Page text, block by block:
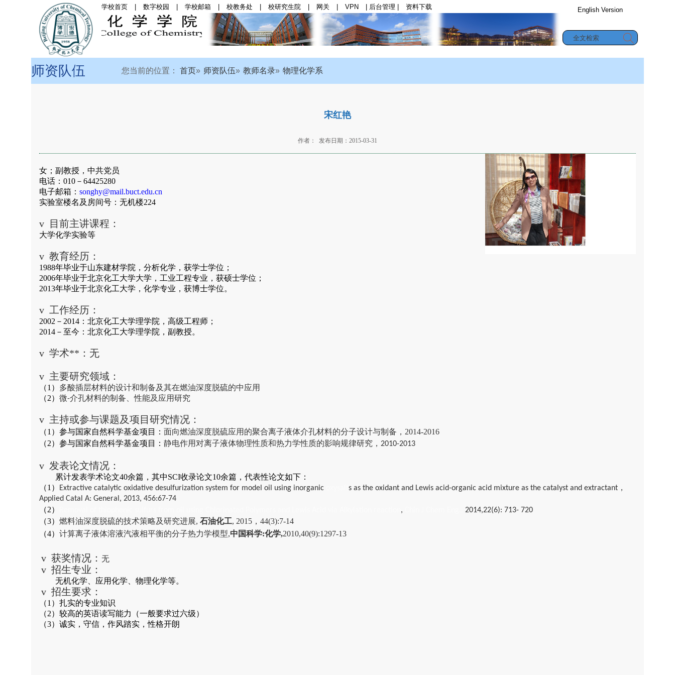
学校首页 数字校园 学校邮箱 校教务处 校研究生院 网关 VPN 后台管理 资料下载 English Version
师资队伍 您当前的位置： 首页 师资队伍 教师名录 物理化学系
宋红艳
作者： 发布日期：2015-03-31
女 ；副教授， 中共党员
电话： 010 － 64425280
电子邮箱： songhy@mail.buct.edu.cn
实验室楼名及房间号：无机楼224
v 目前主讲课程：
大学化学实验等
v 教育经历：
1988年毕业于山东建材学院，分析化学，获学士学位；
2006年毕业于北京化工大学大学，工业工程专业，获硕士学位；
2013年毕业于北京化工大学，化学专业，获博士学位。
v 工作经历：
2002 － 2014 ：北京化工大学理学院，高级工程师；
2014 －至今：北京化工大学理学院，副教授。
v 学术**：无
v 主要研究领域：
（1 ） 多酸插层材料的设计和制备及其在燃油深度脱硫的中应用
（2） 微-介孔材料的制备、性能及应用研究
v 主持或参与课题及项目研究情况：
（1 ）参与国家自然科学基金项目： 面向燃油深度脱硫应用的聚合离子液体介孔材料的分子设计与制备， 2014-2016
（2）参与国家自然科学基金项目： 静电作用对离子液体物理性质和热力学性质的影响规律研究， 2010-2013
v 发表论文情况：
累计发表学术论文40余篇，其中SCI收录论文10余篇，代表性论文如下：
（1 ） Extractive catalytic oxidative desulfurization system for model oil using inorganic s as the oxidant and Lewis acid-organic acid mixture as the catalyst and extractant ，
Applied Catal A: General, 2013, 456:67-74
（2） , 2014,22(6): 713- 720
（3） 燃料油深度脱硫的技术策略及研究进展, 石油化工, 2015 ， 44(3):7-14
（4） 计算离子液体溶液汽液相平衡的分子热力学模型,中国科学:化学,2010,40(9):1297-13
v 获奖情况： 无
v 招生专业：
无机化学、应用化学、物理化学等。
v 招生要求：
（1 ）扎实的专业知识
（2）较高的英语读写能力（一般要求过六级）
（3）诚实，守信，作风踏实，性格开朗